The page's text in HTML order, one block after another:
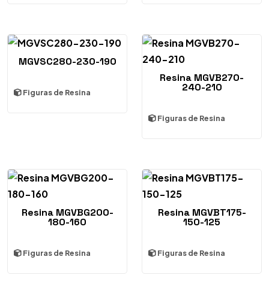
MGVSC280-230-190
Figuras de Resina
Resina MGVB270-
240-210
Figuras de Resina
Resina MGVBG200-
180-160
Figuras de Resina
Resina MGVBT175-
150-125
Figuras de Resina